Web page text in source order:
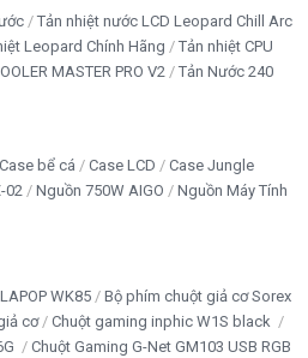
Tản nhiệt nước LCD Leopard Chill Arc
Leopard Chính Hãng
Tản nhiệt CPU
MASTER PRO V2
Tản Nước 240
Case bể cá Case LCD
Case Jungle
02
Nguồn 750W AIGO
Nguồn Máy Tính
WK85
Bộ phím chuột giả cơ Sorex
cơ
Chuột gaming inphic W1S black
Chuột Gaming G-Net GM103 USB RGB